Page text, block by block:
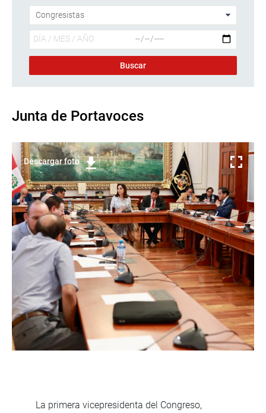
Junta de Portavoces
Descargar foto
La primera vicepresidenta del Congreso,